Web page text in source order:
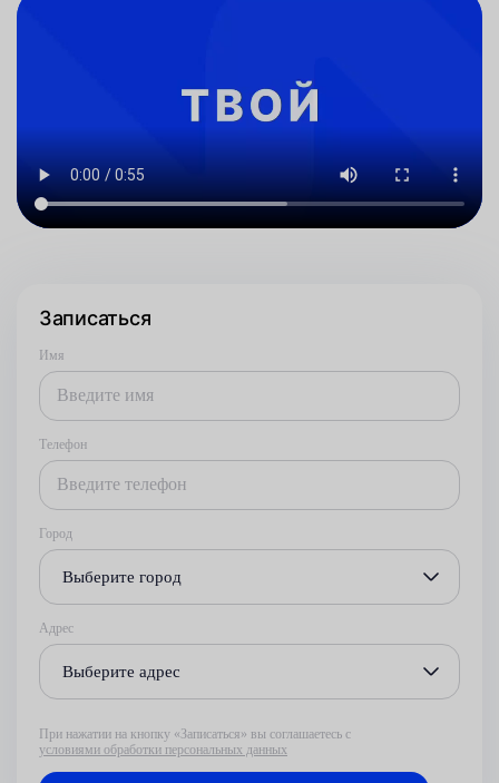
Записаться
Имя
Телефон
Город
Выберите город
Адрес
Выберите адрес
При нажатии на кнопку «Записаться» вы соглашаетесь с
условиями обработки персональных данных